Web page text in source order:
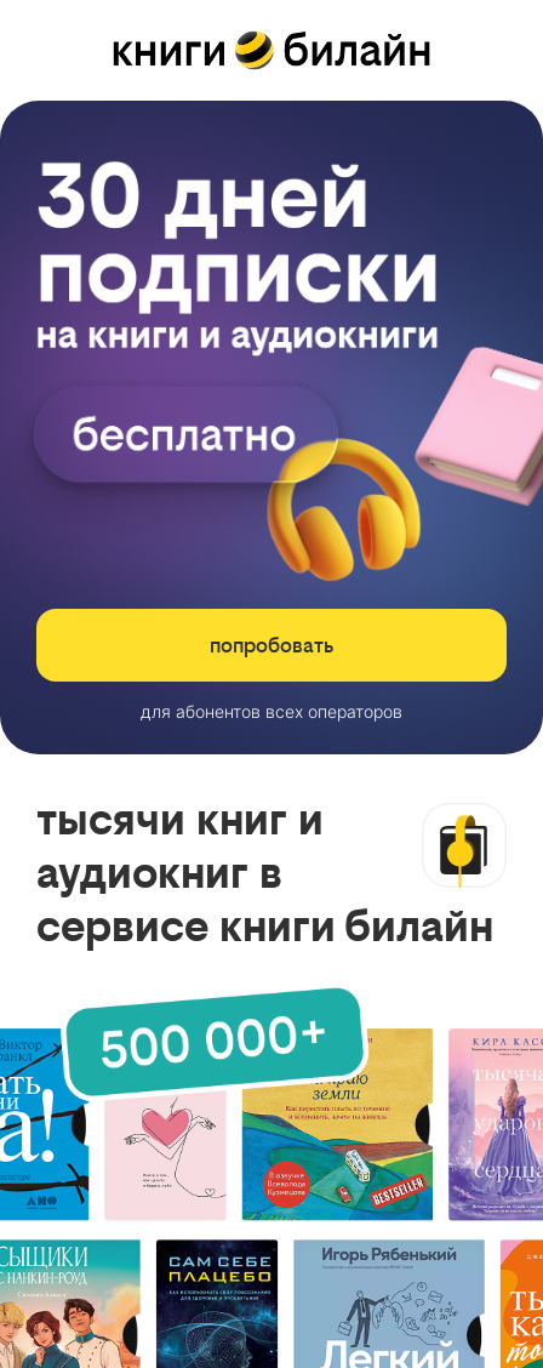
попробовать
для абонентов всех операторов
тысячи книг и
аудиокниг в
сервисе книги билайн